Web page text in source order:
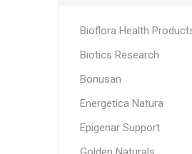
Bioflora Health
Biotics Research
Bonusan
Energetica Natura
Epigenar Support